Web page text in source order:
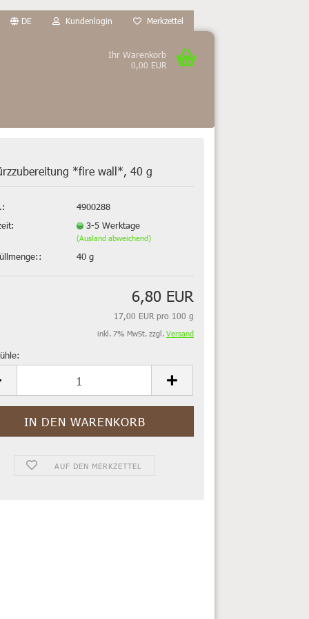
DE Kundenlogin Merkzettel
Ihr Warenkorb
0,00 EUR
*fire wall*, 40 g
4900288
3-5 Werktage
(Ausland abweichend)
40 g
6,80 EUR
17,00 EUR pro 100 g
inkl. 7% MwSt. zzgl. Versand
AUF DEN MERKZETTEL